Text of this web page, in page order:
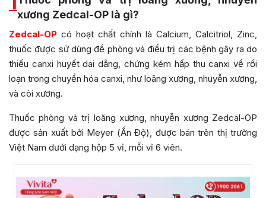
xương Zedcal-OP là gì?
Zedcal-OP có hoạt chất chính là Calcium, Calcitriol, Zinc,
thuốc được sử dùng để phòng và điều trị các bệnh gây ra do
thiếu canxi huyết dai dẳng, chứng kém hấp thu canxi về rối
loạn trong chuyển hóa canxi, như loãng xương, nhuyễn xương,
và còi xương.
Thuốc phòng và trị loãng xương, nhuyễn xương Zedcal-OP
được sản xuất bởi Meyer (Ấn Độ), được bán trên thị trường
Việt Nam dưới dạng hộp 5 vỉ, mỗi vỉ 6 viên.